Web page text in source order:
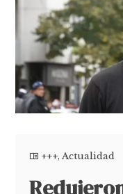
+++,Actualidad